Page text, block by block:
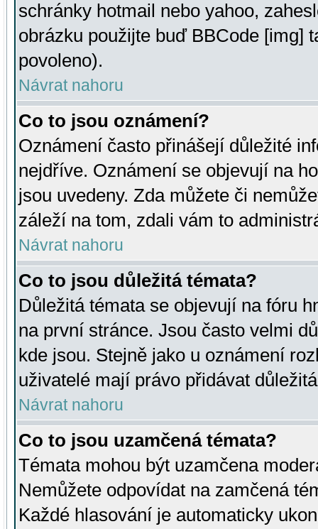
schránky hotmail nebo yahoo,
obrázku použijte buď BBCode [img]
povoleno).
Návrat nahoru
Co to jsou oznámení?
Oznámení často přinášejí důležité
nejdříve. Oznámení se objevují na
jsou uvedeny. Zda můžete či
záleží na tom, zdali vám to
Návrat nahoru
Co to jsou důležitá témata?
Důležitá témata se objevují na fóru
na první stránce. Jsou často velmi
kde jsou. Stejně jako u oznámení
uživatelé mají právo přidávat
Návrat nahoru
Co to jsou uzamčená témata?
Témata mohou být uzamčena
Nemůžete odpovídat na zamčená
Každé hlasování je automaticky